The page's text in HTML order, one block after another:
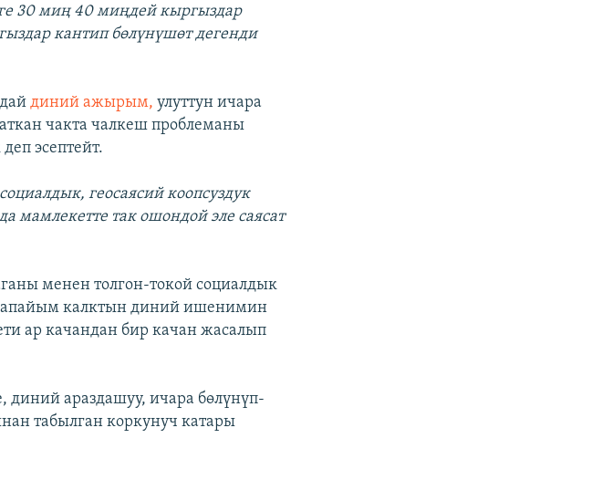
30 миң 40 миңдей кыргыздар
кантип бөлүнүшөт дегенди
диний ажырым, улуттун ичара
чакта чалкеш проблеманы
эсептейт.
геосаясий коопсуздук
мамлекетте так ошондой эле саясат
менен толгон-токой социалдык
калктын диний ишенимин
ар качандан бир качан жасалып
араздашуу, ичара бөлүнүп-
табылган коркунуч катары